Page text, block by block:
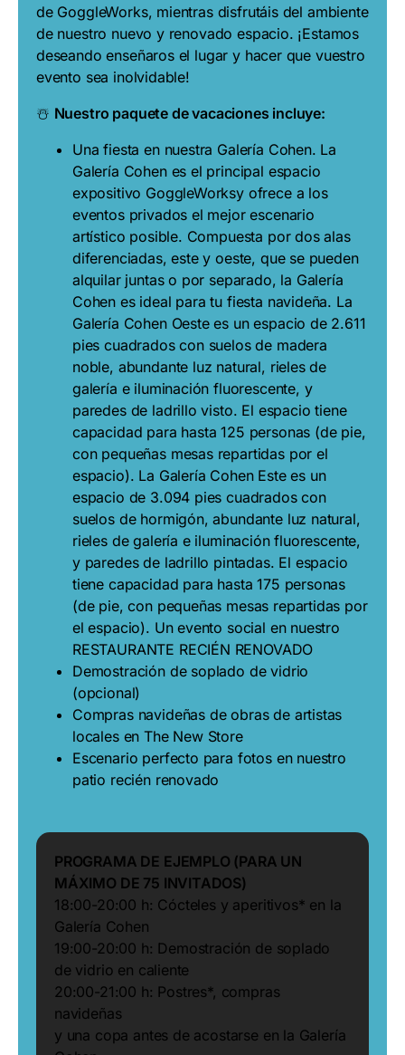
de GoggleWorks, mientras disfrutáis del ambiente
de nuestro nuevo y renovado espacio. ¡Estamos
deseando enseñaros el lugar y hacer que vuestro
evento sea inolvidable!
☃️ Nuestro paquete de vacaciones incluye:
Una fiesta en nuestra Galería Cohen. La
Galería Cohen es el principal espacio
expositivo GoggleWorksy ofrece a los
eventos privados el mejor escenario
artístico posible. Compuesta por dos alas
diferenciadas, este y oeste, que se pueden
alquilar juntas o por separado, la Galería
Cohen es ideal para tu fiesta navideña. La
Galería Cohen Oeste es un espacio de 2.611
pies cuadrados con suelos de madera
noble, abundante luz natural, rieles de
galería e iluminación fluorescente, y
paredes de ladrillo visto. El espacio tiene
capacidad para hasta 125 personas (de pie,
con pequeñas mesas repartidas por el
espacio). La Galería Cohen Este es un
espacio de 3.094 pies cuadrados con
suelos de hormigón, abundante luz natural,
rieles de galería e iluminación fluorescente,
y paredes de ladrillo pintadas. El espacio
tiene capacidad para hasta 175 personas
(de pie, con pequeñas mesas repartidas por
el espacio). Un evento social en nuestro
RESTAURANTE RECIÉN RENOVADO
Demostración de soplado de vidrio
(opcional)
Compras navideñas de obras de artistas
locales en The New Store
Escenario perfecto para fotos en nuestro
patio recién renovado
PROGRAMA DE EJEMPLO (PARA UN
MÁXIMO DE 75 INVITADOS)
18:00-20:00 h: Cócteles y aperitivos* en la
Galería Cohen
19:00-20:00 h: Demostración de soplado
de vidrio en caliente
20:00-21:00 h: Postres*, compras
navideñas
y una copa antes de acostarse en la Galería